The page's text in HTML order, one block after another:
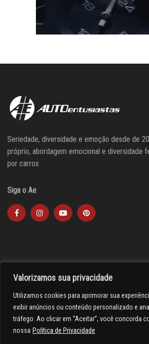
Valorizamos sua privacidade
Utilizamos cookies para aprimorar sua
exibir anúncios ou conteúdo personalizado e
tráfego. Ao clicar em “Aceitar”, você concorda
nossa Política de Privacidade
Seriedade, diversidade e emoção desde de
próprio, abordagem emocional e diversidade
por carros
Siga o Ae
><(((º> 17